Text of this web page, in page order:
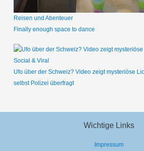
Reisen und Abenteuer
Finally enough space to dance
Social & Viral
Ufo über der Schweiz? Video zeigt mysteriöse
selbst Polizei überfragt
Wichtige Links
Impressum